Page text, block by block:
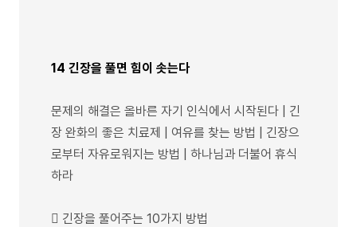
14 긴장을 풀면 힘이 솟는다
문제의 해결은 올바른 자기 인식에서 시작된다 | 긴
장 완화의 좋은 치료제 | 여유를 찾는 방법 | 긴장으
로부터 자유로워지는 방법 | 하나님과 더불어 휴식
하라
 긴장을 풀어주는 10가지 방법